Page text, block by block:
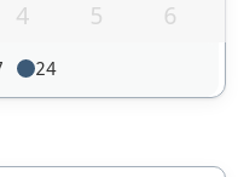
4 5 6
24